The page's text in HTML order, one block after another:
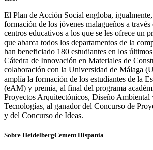
El Plan de Acción Social engloba,
formación de los jóvenes malagueños a
centros educativos a los que se les ofrece un
que abarca todos los departamentos de la
han beneficiado 180 estudiantes en los
Cátedra de Innovación en Materiales de
colaboración con la Universidad de Málaga
amplía la formación de los estudiantes de la
(eAM) y premia, al final del programa
Proyectos Arquitectónicos, Diseño Ambiental
Tecnologías, al ganador del Concurso de
y del Concurso de Ideas.
Sobre HeidelbergCement Hispania